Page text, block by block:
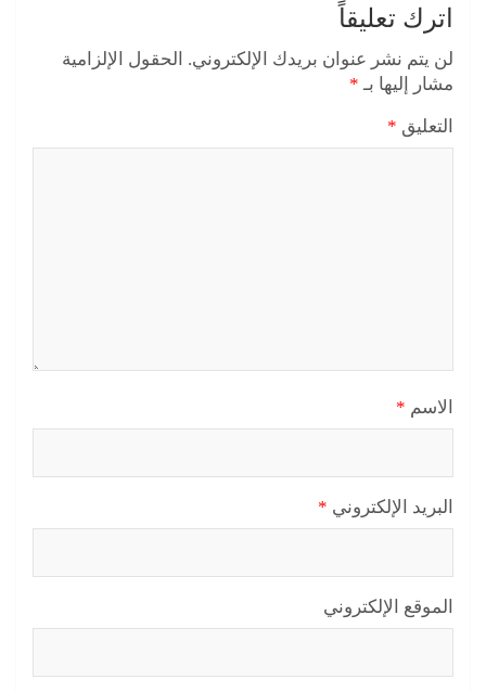
اترك تعليقاً
لن يتم نشر عنوان بريدك الإلكتروني. الحقول الإلزامية
مشار إليها بـ *
التعليق *
الاسم *
البريد الإلكتروني *
الموقع الإلكتروني